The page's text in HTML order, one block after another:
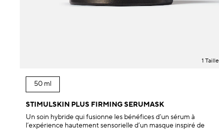
1 Taille
50 ml
STIMULSKIN PLUS FIRMING SERUMASK
Un soin hybride qui fusionne les bénéfices d’un sérum à
l’expérience hautement sensorielle d’un masque inspiré de